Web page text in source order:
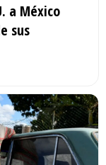
a México
sus